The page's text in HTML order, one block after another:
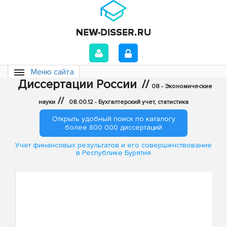
Меню сайта
Диссертации России // 08 - Экономические
науки // 08.00.12 - Бухгалтерский учет, статистика
Открыть удобный поиск по каталогу
более 800 000 диссертаций
Учет финансовых результатов и его совершенствование
в Республике Бурятия